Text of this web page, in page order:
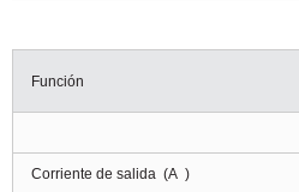
Función
Corriente de salida (A )